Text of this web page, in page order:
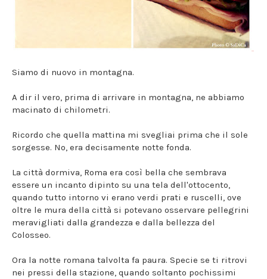
Siamo di nuovo in montagna.
A dir il vero, prima di arrivare in montagna, ne abbiamo
macinato di chilometri.
Ricordo che quella mattina mi svegliai prima che il sole
sorgesse. No, era decisamente notte fonda.
La città dormiva, Roma era così bella che sembrava
essere un incanto dipinto su una tela dell'ottocento,
quando tutto intorno vi erano verdi prati e ruscelli, ove
oltre le mura della città si potevano osservare pellegrini
meravigliati dalla grandezza e dalla bellezza del
Colosseo.
Ora la notte romana talvolta fa paura. Specie se ti ritrovi
nei pressi della stazione, quando soltanto pochissimi